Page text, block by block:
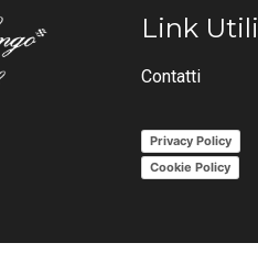
Link Utili
Contatti
Privacy Policy
Cookie Policy